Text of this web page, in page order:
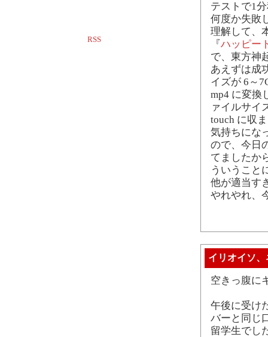
RSS
テストで1
何度か失敗
理解して、
『ハッピー
で、東方神
あえずは成
イズが 6～
mp4 に変換
ァイルサイ
touch に収
気持ちにな
ので、今日
てましたか
ういうこと
他が適当す
やれやれ、
イリオイソ
空きっ腹に
午後に受け
バーと同じ
留学生でし